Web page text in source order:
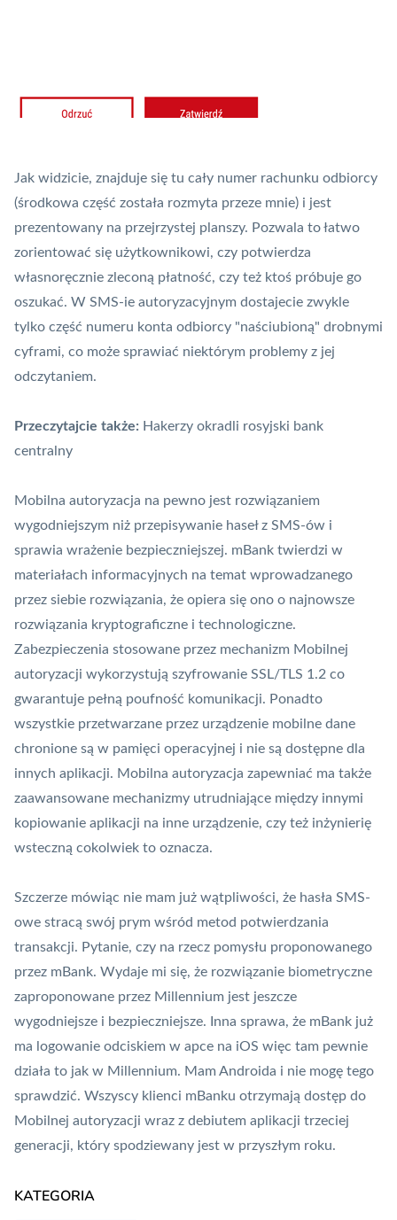
Jak widzicie, znajduje się tu cały numer rachunku odbiorcy
(środkowa część została rozmyta przeze mnie) i jest
prezentowany na przejrzystej planszy. Pozwala to łatwo
zorientować się użytkownikowi, czy potwierdza
własnoręcznie zleconą płatność, czy też ktoś próbuje go
oszukać. W SMS-ie autoryzacyjnym dostajecie zwykle
tylko część numeru konta odbiorcy "naściubioną" drobnymi
cyframi, co może sprawiać niektórym problemy z jej
odczytaniem.
Przeczytajcie także: Hakerzy okradli rosyjski bank
centralny
Mobilna autoryzacja na pewno jest rozwiązaniem
wygodniejszym niż przepisywanie haseł z SMS-ów i
sprawia wrażenie bezpieczniejszej. mBank twierdzi w
materiałach informacyjnych na temat wprowadzanego
przez siebie rozwiązania, że opiera się ono o najnowsze
rozwiązania kryptograficzne i technologiczne.
Zabezpieczenia stosowane przez mechanizm Mobilnej
autoryzacji wykorzystują szyfrowanie SSL/TLS 1.2 co
gwarantuje pełną poufność komunikacji. Ponadto
wszystkie przetwarzane przez urządzenie mobilne dane
chronione są w pamięci operacyjnej i nie są dostępne dla
innych aplikacji. Mobilna autoryzacja zapewniać ma także
zaawansowane mechanizmy utrudniające między innymi
kopiowanie aplikacji na inne urządzenie, czy też inżynierię
wsteczną cokolwiek to oznacza.
Szczerze mówiąc nie mam już wątpliwości, że hasła SMS-
owe stracą swój prym wśród metod potwierdzania
transakcji. Pytanie, czy na rzecz pomysłu proponowanego
przez mBank. Wydaje mi się, że rozwiązanie biometryczne
zaproponowane przez Millennium jest jeszcze
wygodniejsze i bezpieczniejsze. Inna sprawa, że mBank już
ma logowanie odciskiem w apce na iOS więc tam pewnie
działa to jak w Millennium. Mam Androida i nie mogę tego
sprawdzić. Wszyscy klienci mBanku otrzymają dostęp do
Mobilnej autoryzacji wraz z debiutem aplikacji trzeciej
generacji, który spodziewany jest w przyszłym roku.
KATEGORIA